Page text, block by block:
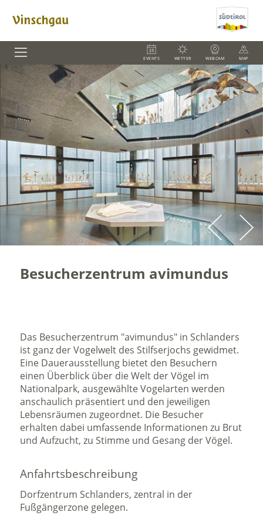
EVENTS WETTER WEBCAM MAP
Besucherzentrum avimundus
Das Besucherzentrum "avimundus" in Schlanders
ist ganz der Vogelwelt des Stilfserjochs gewidmet.
Eine Dauerausstellung bietet den Besuchern
einen Überblick über die Welt der Vögel im
Nationalpark, ausgewählte Vogelarten werden
anschaulich präsentiert und den jeweiligen
Lebensräumen zugeordnet. Die Besucher
erhalten dabei umfassende Informationen zu Brut
und Aufzucht, zu Stimme und Gesang der Vögel.
Anfahrtsbeschreibung
Dorfzentrum Schlanders, zentral in der
Fußgängerzone gelegen.